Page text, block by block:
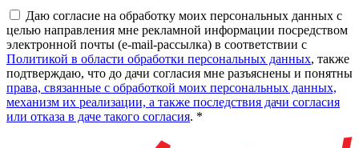
Даю согласие на обработку моих персональных данных с
целью направления мне рекламной информации посредством
электронной почты (e-mail-рассылка) в соответствии с
Политикой в области обработки персональных данных, также
подтверждаю, что до дачи согласия мне разъяснены и понятны
права, связанные с обработкой моих персональных данных,
механизм их реализации, а также последствия дачи согласия
или отказа в даче такого согласия. *